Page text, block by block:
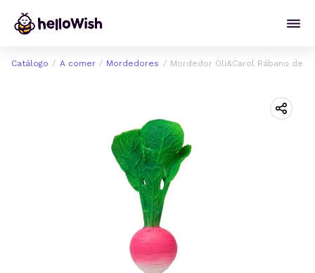
Catálogo A comer Mordedores Mordedor Oli&Carol Rábano de